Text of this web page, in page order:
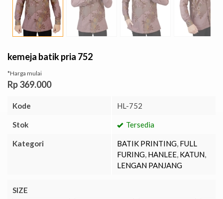
kemeja batik pria 752
*Harga mulai
Rp 369.000
Kode HL-752
Stok Tersedia
Kategori BATIK PRINTING, FULL
FURING, HANLEE, KATUN,
LENGAN PANJANG
SIZE